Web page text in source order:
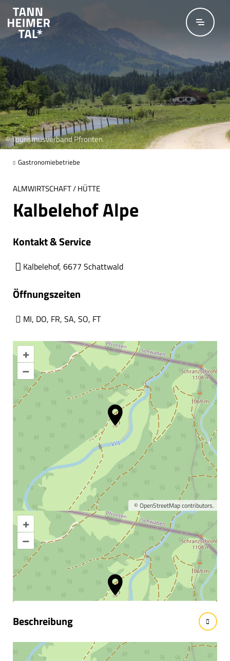
© Tourismusverband Pfronten
Gastronomiebetriebe
ALMWIRTSCHAFT / HÜTTE
Kalbelehof Alpe
Kontakt & Service
Kalbelehof, 6677 Schattwald
Öffnungszeiten
MI, DO, FR, SA, SO, FT
+
–
© OpenStreetMapcontributors.
+
–
Karte vergrößern
Informationen &
Wissenswertes
Beschreibung
Die Kalbelehof Alpe